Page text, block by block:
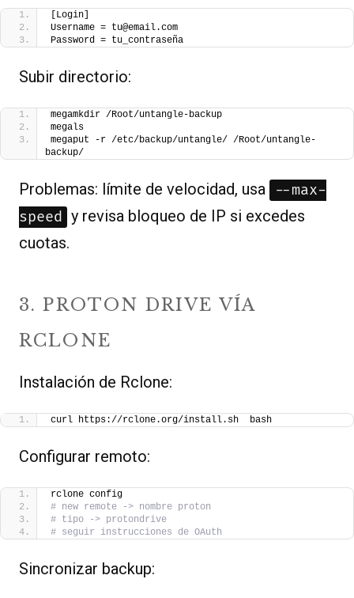
[Login]
Username = tu@email.com
Password = tu_contraseña
Subir directorio:
megamkdir /Root/untangle-backup
megals
megaput -r /etc/backup/untangle/ /Root/untangle-
backup/
Problemas: límite de velocidad, usa
--max-
speed y revisa bloqueo de IP si excedes
cuotas.
3. PROTON DRIVE VÍA
RCLONE
Instalación de Rclone:
curl https://rclone.org/install.sh  bash
Configurar remoto:
rclone config
# new remote -> nombre proton
# tipo -> protondrive
# seguir instrucciones de OAuth
Sincronizar backup: